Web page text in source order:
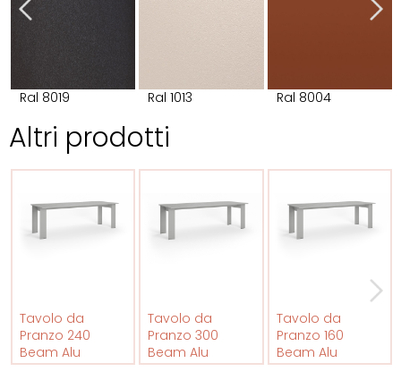
Ral 8019 Ral 1013 Ral 8004
Altri prodotti
Tavolo da
Pranzo 240
Beam Alu
Tavolo da
Pranzo 300
Beam Alu
Tavolo da
Pranzo 160
Beam Alu